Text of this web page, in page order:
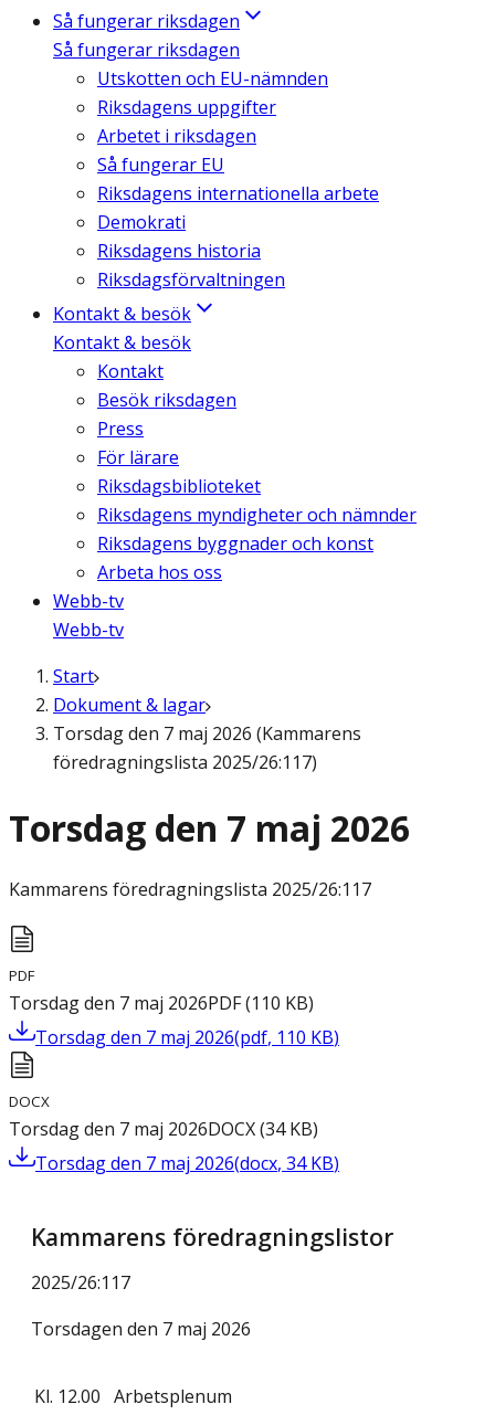
Så fungerar riksdagen
Så fungerar riksdagen
Utskotten och EU-nämnden
Riksdagens uppgifter
Arbetet i riksdagen
Så fungerar EU
Riksdagens internationella arbete
Demokrati
Riksdagens historia
Riksdagsförvaltningen
Kontakt & besök
Kontakt & besök
Kontakt
Besök riksdagen
Press
För lärare
Riksdagsbiblioteket
Riksdagens myndigheter och nämnder
Riksdagens byggnader och konst
Arbeta hos oss
Webb-tv
Webb-tv
Start
Dokument & lagar
Torsdag den 7 maj 2026 (Kammarens
föredragningslista 2025/26:117)
Torsdag den 7 maj 2026
Kammarens föredragningslista 2025/26:117
PDF
Torsdag den 7 maj 2026PDF(110 KB)
Torsdag den 7 maj 2026(pdf, 110 KB)
DOCX
Torsdag den 7 maj 2026DOCX(34 KB)
Torsdag den 7 maj 2026(docx, 34 KB)
Kammarens föredragningslistor
2025/26:117
Torsdagen den 7 maj 2026
Kl. 12.00 Arbetsplenum